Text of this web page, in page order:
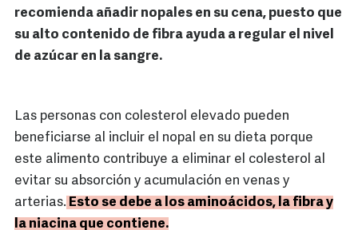
recomienda añadir nopales en su cena, puesto que
su alto contenido de fibra ayuda a regular el nivel
de azúcar en la sangre.
Las personas con colesterol elevado pueden
beneficiarse al incluir el nopal en su dieta porque
este alimento contribuye a eliminar el colesterol al
evitar su absorción y acumulación en venas y
arterias. Esto se debe a los aminoácidos, la fibra y
la niacina que contiene.